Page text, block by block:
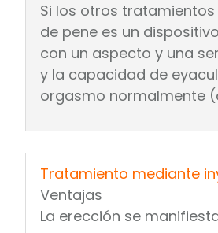
Si los otros
de pene es un
con un aspecto y una
y la capacidad de
orgasmo normalmente
Tratamiento mediante
Ventajas
La erección se